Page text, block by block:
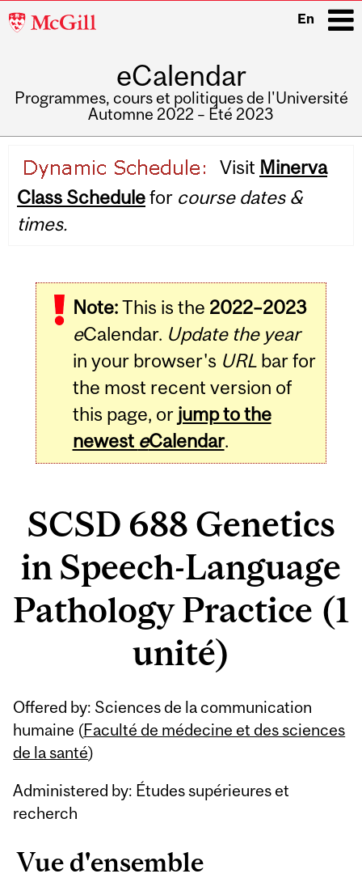
McGill
En
eCalendar
Programmes, cours et politiques de l'Université
Automne 2022 – Été 2023
navigation
Visit Minerva
Class Schedulefor course dates &
times.
Note:This is the 2022–2023
eCalendar. Update the year
in your browser's URLbar for
the most recent version of
this page, or jump to the
newest eCalendar.
SCSD 688 Genetics
in Speech-Language
Pathology Practice (1
unité)
Offered by: Sciences de la communication
humaine (Faculté de médecine et des sciences
de la santé)
Administered by: Études supérieures et
recherch
Vue d'ensemble
Related
Content